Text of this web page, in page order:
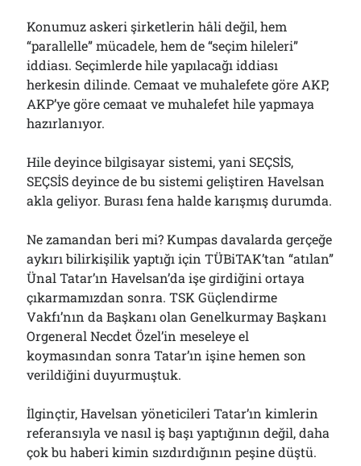
Arşivler
Konumuz askeri şirketlerin hâli değil, hem
“parallelle” mücadele, hem de “seçim hileleri”
iddiası. Seçimlerde hile yapılacağı iddiası
herkesin dilinde. Cemaat ve muhalefete göre AKP,
AKP’ye göre cemaat ve muhalefet hile yapmaya
hazırlanıyor.
Hile deyince bilgisayar sistemi, yani SEÇSİS,
SEÇSİS deyince de bu sistemi geliştiren Havelsan
akla geliyor. Burası fena halde karışmış durumda.
Ne zamandan beri mi? Kumpas davalarda gerçeğe
aykırı bilirkişilik yaptığı için TÜBiTAK’tan “atılan”
Ünal Tatar’ın Havelsan’da işe girdiğini ortaya
çıkarmamızdan sonra. TSK Güçlendirme
Vakfı’nın da Başkanı olan Genelkurmay Başkanı
Orgeneral Necdet Özel’in meseleye el
koymasından sonra Tatar’ın işine hemen son
verildiğini duyurmuştuk.
İlginçtir, Havelsan yöneticileri Tatar’ın kimlerin
referansıyla ve nasıl iş başı yaptığının değil, daha
çok bu haberi kimin sızdırdığının peşine düştü.